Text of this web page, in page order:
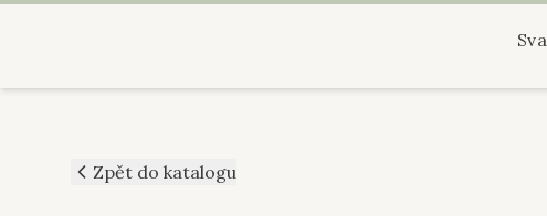
Zpět do katalogu